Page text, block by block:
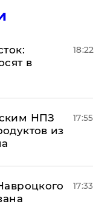
в
18:22
НПЗ
из
17:55
17:33